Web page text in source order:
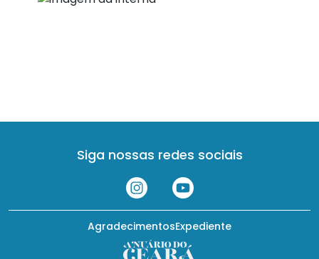
Siga nossas redes sociais
Expediente
Agradecimentos